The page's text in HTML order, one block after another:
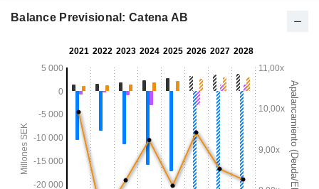
Balance Previsional: Catena AB